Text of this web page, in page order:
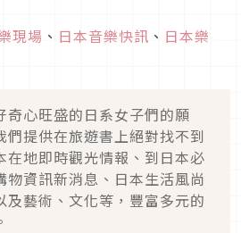
現場 、 日本音樂快訊 、 日本樂
奇心旺盛的日系女子們的願
們提供在旅遊書上絕對找不到
在地即時觀光情報、到日本必
物資訊新消息、日本生活風尚
及藝術、文化等，豐富多元的